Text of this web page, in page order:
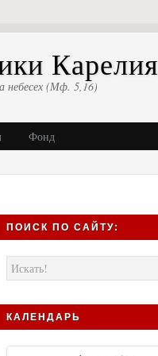
Карелия
небесех (Мф. 5,16)
Фонд
ПОИСК ПО САЙТУ:
КАЛЕНДАРЬ